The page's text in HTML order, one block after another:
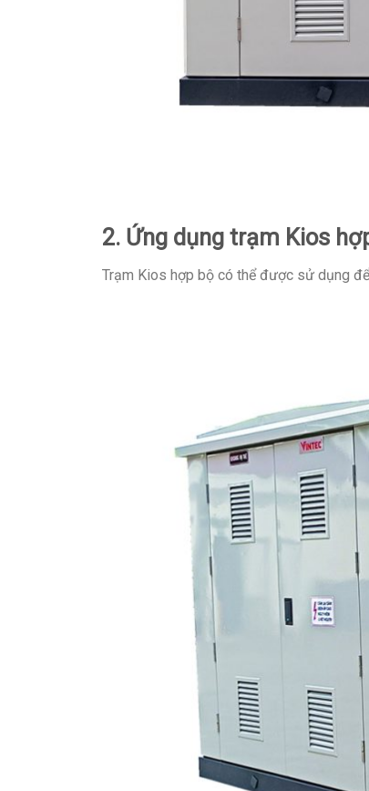
2. Ứng dụng trạm Kios
Trạm Kios hợp bộ có thể được sử dụng